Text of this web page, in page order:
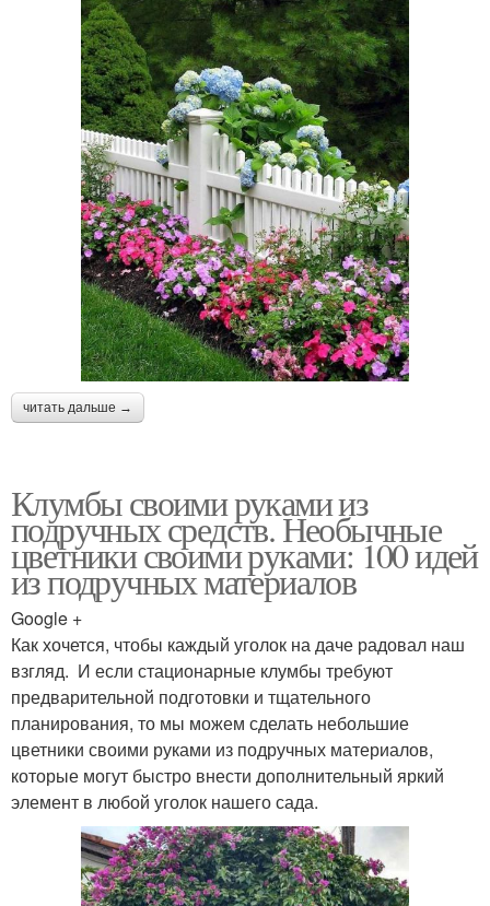
читать дальше →
Клумбы своими руками из
подручных средств. Необычные
цветники своими руками: 100 идей
из подручных материалов
Google +
Как хочется, чтобы каждый уголок на даче радовал наш
взгляд. И если стационарные клумбы требуют
предварительной подготовки и тщательного
планирования, то мы можем сделать небольшие
цветники своими руками из подручных материалов,
которые могут быстро внести дополнительный яркий
элемент в любой уголок нашего сада.